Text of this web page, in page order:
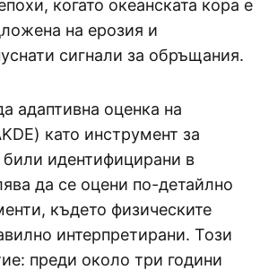
когато океанската кора е
на ерозия и
сигнали за обръщания.
адаптивна оценка на
като инструмент за
били идентифицирани в
да се оцени по-детайлно
където физическите
интерпретирани. Този
преди около три години